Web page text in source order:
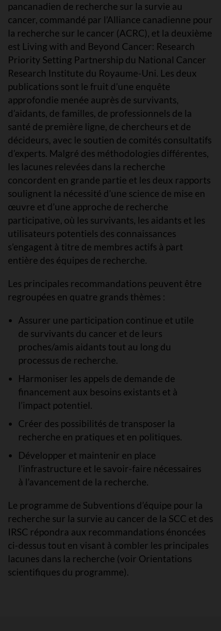
pancanadien de recherche sur la survie au
cancer, commandé par l’Alliance canadienne pour
la recherche sur le cancer (ACRC), et la deuxième
est Living with and Beyond Cancer: Research
Priority Setting Partnership du National Cancer
Research Institute du Royaume-Uni. Les deux
publications sont le fruit d’une enquête
approfondie menée auprès de survivants,
d’aidants, de familles, de professionnels de la
santé de première ligne, de chercheurs et de
décideurs, avec le soutien de comités consultatifs
d’experts. Malgré des méthodologies différentes,
les lacunes relevées dans la recherche
concordent en grande partie et les deux rapports
soulignent la nécessité d’une science de mise en
œuvre et d’une approche de recherche
participative, où les survivants, les aidants et les
utilisateurs potentiels des connaissances
s’engagent à titre de membres actifs à part
entière des équipes de recherche.
Les principales recommandations peuvent être
regroupées en quatre grands thèmes :
Assurer une participation continue et utile
de survivants du cancer et de leurs
proches/amis aidants tout au long du
processus de recherche.
Harmoniser les appels de demande de
financement aux besoins existants et à
l’impact potentiel.
Créer des possibilités de transposer la
recherche en pratiques et en politiques.
Développer et maintenir en place
l’infrastructure et le savoir-faire nécessaires
à l’avancement de la recherche.
Le programme de Subventions d’équipe pour la
recherche sur la survie au cancer de la SCC et des
IRSC répondra aux recommandations énoncées
ci-dessus tout en visant à combler les principales
lacunes dans la recherche (voir Orientations
scientifiques du programme).